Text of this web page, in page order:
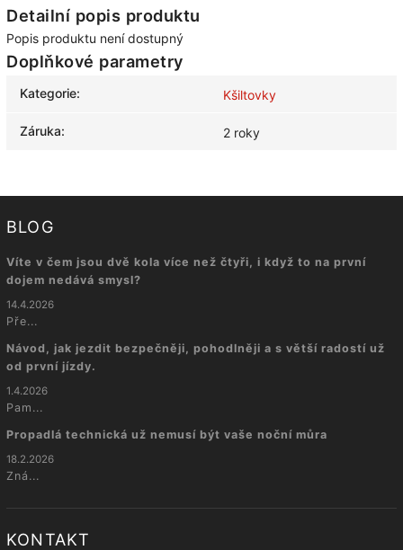
Detailní popis produktu
Popis produktu není dostupný
Doplňkové parametry
Kategorie: Kšiltovky
Záruka: 2 roky
BLOG
Víte v čem jsou dvě kola více než čtyři, i když to na první
dojem nedává smysl?
14.4.2026
Pře...
Návod, jak jezdit bezpečněji, pohodlněji a s větší radostí už
od první jízdy.
1.4.2026
Pam...
Propadlá technická už nemusí být vaše noční můra
18.2.2026
Zná...
KONTAKT